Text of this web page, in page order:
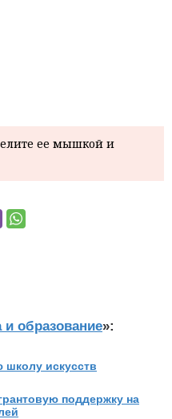
ее мышкой и
и образование»:
школу искусств
поддержку на